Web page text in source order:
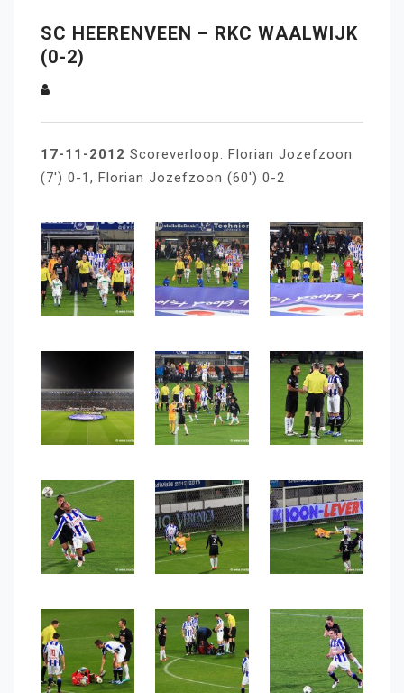
SC HEERENVEEN – RKC WAALWIJK
(0-2)
17-11-2012 Scoreverloop: Florian Jozefzoon
(7′) 0-1, Florian Jozefzoon (60′) 0-2